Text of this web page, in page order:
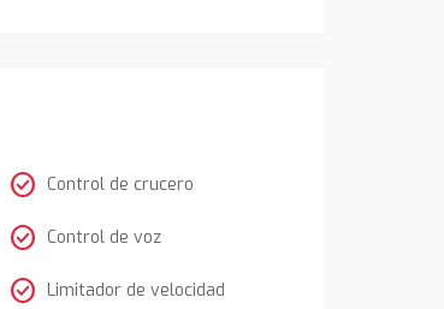
check_circle Control de crucero
check_circle Control de voz
check_circle Limitador de velocidad